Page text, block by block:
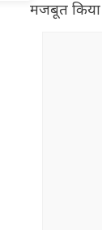
मजबूत